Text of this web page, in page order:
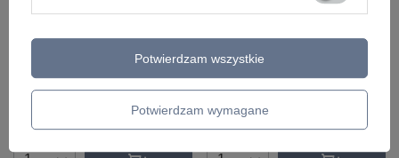
CALISTO BLACK LAMPA
WISZĄCA 3 KOŁO TK Lighting 5981
575,00 zł / szt.
CALISTO WHITE LAMPA WISZĄCA
3 KOŁO TK Lighting 6018
575,00 zł / szt.
+ Dodaj do porównania
Potwierdzam wymagane
Potwierdzam wszystkie